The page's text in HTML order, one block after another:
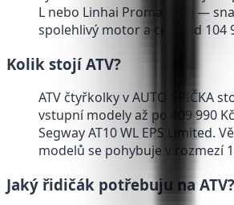
L nebo Linhai Promax 420 —
spolehlivý motor a cena od 104
Kolik stojí ATV?
ATV čtyřkolky v AUTO ŠPIČKA
vstupní modely až po 409 990
Segway AT10 WL EPS Limited.
modelů se pohybuje v rozmezí
Jaký řidičák potřebuju na ATV?